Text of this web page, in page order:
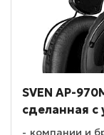
SVEN AP-
сделанная с
компании и